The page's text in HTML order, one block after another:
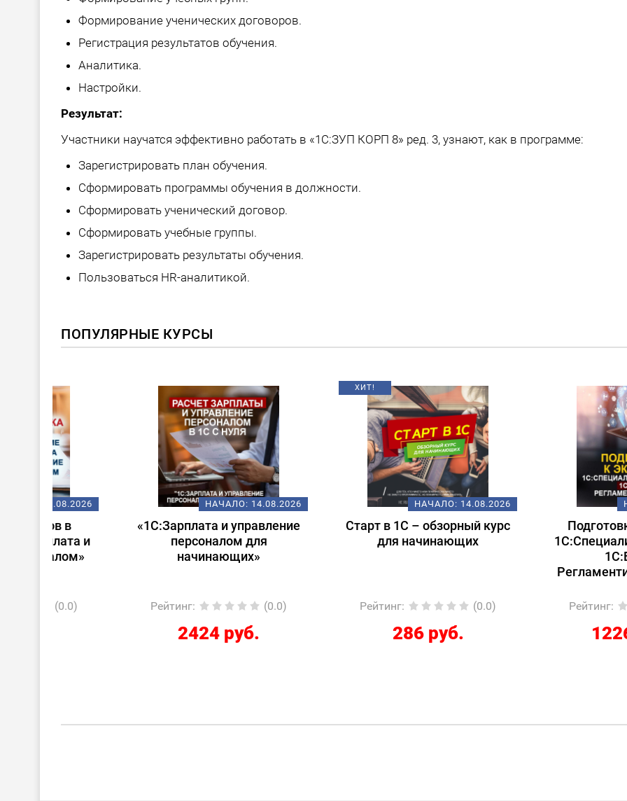
Формирование ученических договоров.
Регистрация результатов обучения.
Аналитика.
Настройки.
Результат:
Участники научатся эффективно работать в «1С:ЗУП КОРП 8» ред. 3, узнают, как в программе:
Зарегистрировать план обучения.
Сформировать программы обучения в должности.
Сформировать ученический договор.
Сформировать учебные группы.
Зарегистрировать результаты обучения.
Пользоваться HR-аналитикой.
ПОПУЛЯРНЫЕ КУРСЫ
НАЧАЛО:14.08.2026
«1С:Зарплата и управление
персоналом для
начинающих»
(0.0)
2424 руб.
НАЧАЛО:14.08.2026
Старт в 1С – обзорный курс
для начинающих
(0.0)
286 руб.
НАЧАЛО:
Подготовка к
1С:Специалист-
1С:ERP 2.5.
12267 руб.